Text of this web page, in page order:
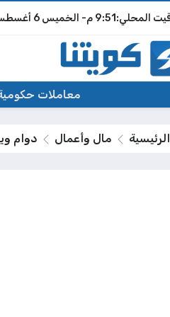
9:51 م الخميس 6 أغسطس 2026
معاملات
الرئيسية مال وأعمال دوام